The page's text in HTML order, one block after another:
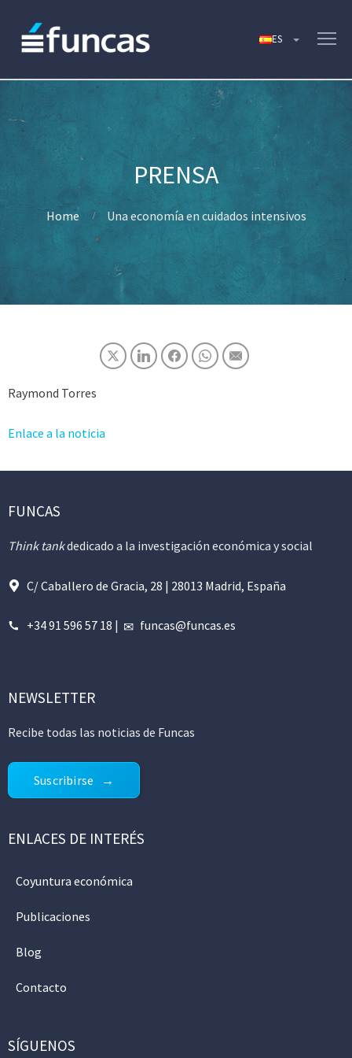
Home Una economía en cuidados intensivos
Raymond Torres
Enlace a la noticia
FUNCAS
Think tankdedicado a la investigación económica y social
C/ Caballero de Gracia, 28 | 28013 Madrid, España
+34 91 596 57 18 | funcas@funcas.es
NEWSLETTER
Recibe todas las noticias de Funcas
Suscribirse
ENLACES DE INTERÉS
Coyuntura económica
Publicaciones
Blog
Contacto
SÍGUENOS